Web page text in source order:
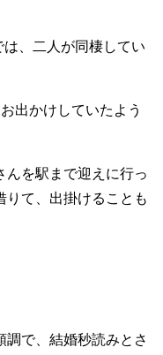
、二人が同棲してい
出かけしていたよう
んを駅まで迎えに行っ
りて、出掛けることも
調で、結婚秒読みとさ